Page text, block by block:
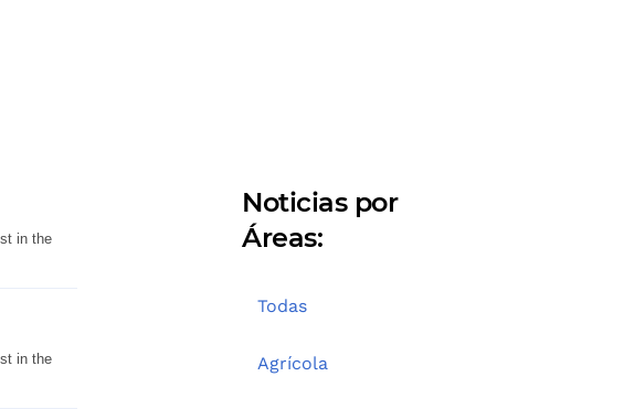
in the
in the
Noticias por
Áreas:
Todas
Agrícola